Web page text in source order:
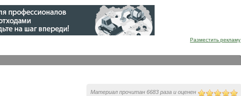
Разместить рекламу
Материал прочитан 6683 раза и оценен